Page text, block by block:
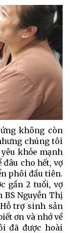
không còn
chúng tôi
khỏe mạnh
cho hết, vợ
phôi đầu tiên.
gần 2 tuổi, vợ
BS Nguyễn Thị
trợ sinh sản
ơn và nhớ về
đã được hoài